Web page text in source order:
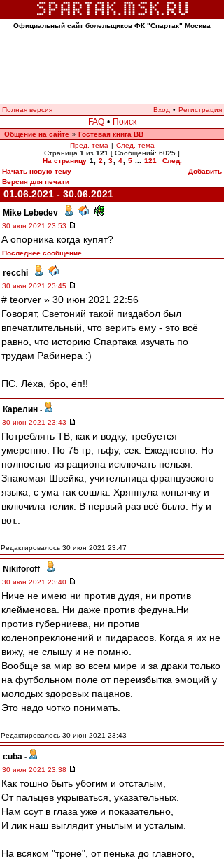
Официальный сайт болельщиков ФК "Спартак" Москва
Полная версия Вход • Регистрация
FAQ • Поиск
Общение на сайте » Гостевая книга ВВ
Пред. тема | След. тема
Страница 1 из 121 [ Сообщений: 6025 ]
На страницу 1 2 3 4 5 121
След.
Начать новую тему
Добавить
Версия для печати
01.06.2021 - 30.06.2021
Mike Lebedev -
30 июн 2021 23:53
А опорника когда купят?
Последнее сообщение
recchi -
30 июн 2021 23:45
# teorver » 30 июн 2021 22:56
Говорят, Светоний такой пиздабол был
впечатлительный, что верить ему - это всё
равно, что историю Спартака изучать по
трудам Рабинера :)
ПС. Лёха, бро, ёп!!
Карелин -
30 июн 2021 23:43
Потреблять ТВ, как и водку, требуется
умеренно. По 75 гр, тьфу, сек. Ежедневно. Но
полностью из рациона исключать нельзя.
Знакомая Швейка, учительница французского
языка, с ума так сошла. Хряпнула коньячку и
включила телик. В первый раз всё было. Ну и
вот..
Редактировалось 30 июн 2021 23:47
Nikiforoff -
30 июн 2021 23:40
Ниче не имею ни против дудя, ни против
клейменова. Ни даже против федуна.Ни
против губерниева, ни против
коленопреклонений и пидарасов. Когда я их не
вижу, не слышу и не помню.
Вообще за мир во всем мире и за драки только
на футбольном поле от переизбытка эмоций у
молодых здоровых пацанов.
Это надо чотко понимать.
Редактировалось 30 июн 2021 23:43
cuba -
30 июн 2021 23:38
Как тошно быть убогим и отсталым,
От пальцев укрываться, указательных.
Нам ссут в глаза уже и показательно,
И лик наш выглядит унылым и усталым.
На всяком "троне", от пенька до главного,